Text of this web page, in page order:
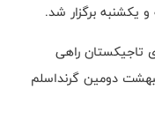
یکشنبه برگزار شد.
تاجیکستان راهی
شد تا روزهای ۱۶ تا ۱۹ اردیبهشت دومین گرنداسلم